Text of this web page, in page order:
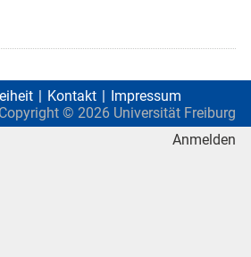
Kontakt
Impressum
Copyright © 2026 Universität Freiburg
Anmelden